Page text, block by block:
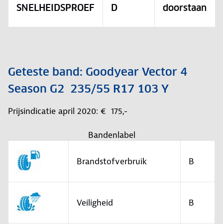
SNELHEIDSPROEF D doorstaan
Geteste band: Goodyear Vector 4
Season G2 235/55 R17 103 Y
Prijsindicatie april 2020: € 175,-
Bandenlabel
Brandstofverbruik B
Veiligheid B